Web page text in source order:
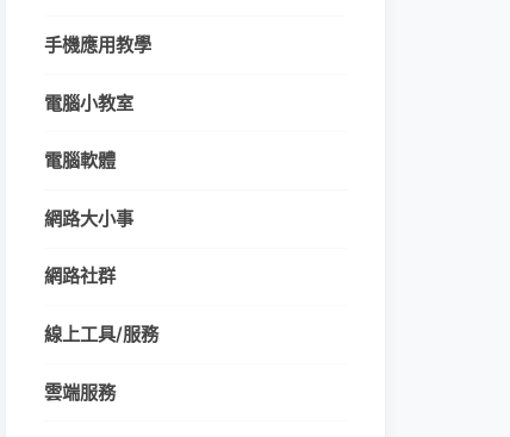
手機應用教學
電腦小教室
電腦軟體
網路大小事
網路社群
線上工具/服務
雲端服務